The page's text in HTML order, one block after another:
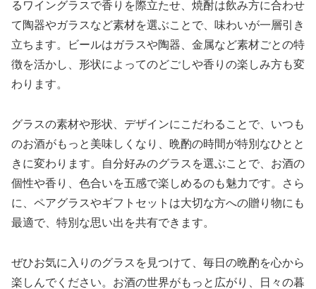
るワイングラスで香りを際立たせ、焼酎は飲み方に合わせ
て陶器やガラスなど素材を選ぶことで、味わいが一層引き
立ちます。ビールはガラスや陶器、金属など素材ごとの特
徴を活かし、形状によってのどごしや香りの楽しみ方も変
わります。
グラスの素材や形状、デザインにこだわることで、いつも
のお酒がもっと美味しくなり、晩酌の時間が特別なひとと
きに変わります。自分好みのグラスを選ぶことで、お酒の
個性や香り、色合いを五感で楽しめるのも魅力です。さら
に、ペアグラスやギフトセットは大切な方への贈り物にも
最適で、特別な思い出を共有できます。
ぜひお気に入りのグラスを見つけて、毎日の晩酌を心から
楽しんでください。お酒の世界がもっと広がり、日々の暮